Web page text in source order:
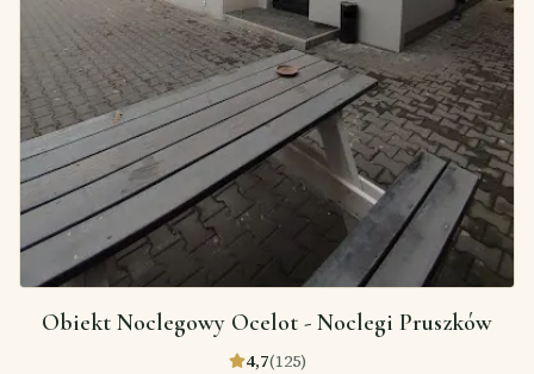
Obiekt Noclegowy Ocelot - Noclegi Pruszków
4,7(125)